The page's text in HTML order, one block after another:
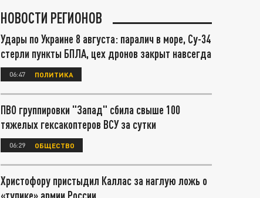
НОВОСТИ РЕГИОНОВ
Удары по Украине 8 августа: паралич в море, Су-34
стерли пункты БПЛА, цех дронов закрыт навсегда
06:47 ПОЛИТИКА
ПВО группировки "Запад" сбила свыше 100
тяжелых гексакоптеров ВСУ за сутки
06:29 ОБЩЕСТВО
Христофору пристыдил Каллас за наглую ложь о